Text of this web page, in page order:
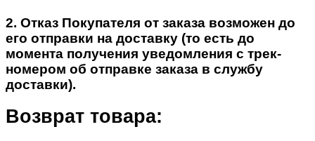
2. Отказ Покупателя от заказа возможен до
его отправки на доставку (то есть до
момента получения уведомления с трек-
номером об отправке заказа в службу
доставки).
Возврат товара: